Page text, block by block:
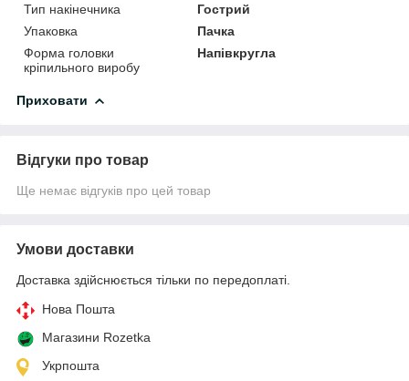
Тип накінечника
Гострий
Упаковка
Пачка
Форма головки
кріпильного виробу
Напівкругла
Приховати
Відгуки про товар
Ще немає відгуків про цей товар
Умови доставки
Доставка здійснюється тільки по передоплаті.
Нова Пошта
Магазини Rozetka
Укрпошта